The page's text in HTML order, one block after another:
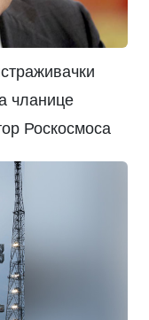
чланице
Роскосмоса